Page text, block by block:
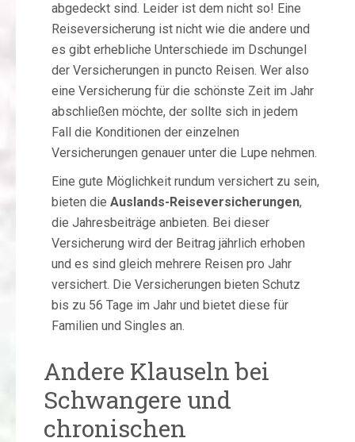
abgedeckt sind. Leider ist dem nicht so! Eine
Reiseversicherung ist nicht wie die andere und
es gibt erhebliche Unterschiede im Dschungel
der Versicherungen in puncto Reisen. Wer also
eine Versicherung für die schönste Zeit im Jahr
abschließen möchte, der sollte sich in jedem
Fall die Konditionen der einzelnen
Versicherungen genauer unter die Lupe nehmen.
Eine gute Möglichkeit rundum versichert zu sein,
bieten die Auslands-Reiseversicherungen,
die Jahresbeiträge anbieten. Bei dieser
Versicherung wird der Beitrag jährlich erhoben
und es sind gleich mehrere Reisen pro Jahr
versichert. Die Versicherungen bieten Schutz
bis zu 56 Tage im Jahr und bietet diese für
Familien und Singles an.
Andere Klauseln bei
Schwangere und
chronischen